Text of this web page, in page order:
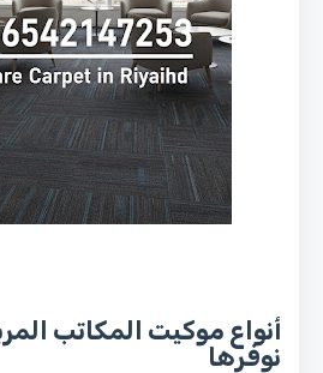
أنواع موكيت المكاتب
نوفرها